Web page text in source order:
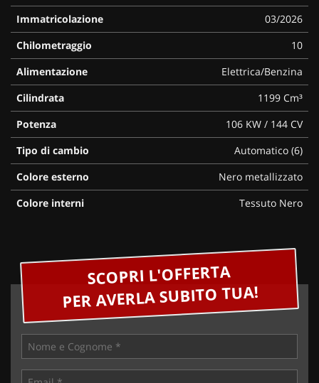
Immatricolazione
03/2026
Chilometraggio
10
Alimentazione
Elettrica/Benzina
Cilindrata
1199 Cm³
Potenza
106 KW / 144 CV
Tipo di cambio
Automatico (6)
Colore esterno
Nero metallizzato
Colore interni
Tessuto Nero
SCOPRI L'OFFERTA
PER AVERLA SUBITO TUA!